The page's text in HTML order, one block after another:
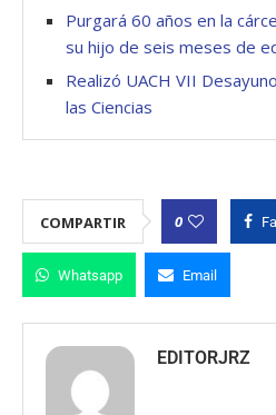
Purgará 60 años en la
su hijo de seis meses de
Realizó UACH VII
las Ciencias
COMPARTIR 0
Whatsapp Email
EDITORJRZ